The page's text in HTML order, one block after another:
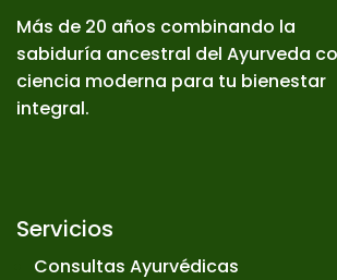
Más de 20 años combinando la
sabiduría ancestral del Ayurveda
ciencia moderna para tu bienestar
integral.
Servicios
Consultas Ayurvédicas